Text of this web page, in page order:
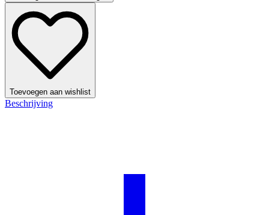
Toevoegen aan wishlist
Beschrijving